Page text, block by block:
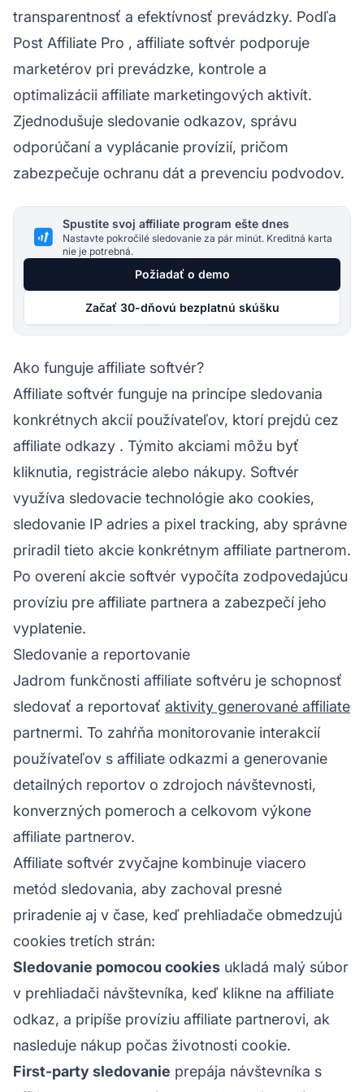
transparentnosť a efektívnosť prevádzky. Podľa
Post Affiliate Pro , affiliate softvér podporuje
marketérov pri prevádzke, kontrole a
optimalizácii affiliate marketingových aktivít.
Zjednodušuje sledovanie odkazov, správu
odporúčaní a vyplácanie provízií, pričom
zabezpečuje ochranu dát a prevenciu podvodov.
Spustite svoj affiliate program ešte dnes
Nastavte pokročilé sledovanie za pár minút. Kreditná karta
nie je potrebná.
Požiadať o demo
Začať 30-dňovú bezplatnú skúšku
Ako funguje affiliate softvér?
Affiliate softvér funguje na princípe sledovania
konkrétnych akcií používateľov, ktorí prejdú cez
affiliate odkazy . Týmito akciami môžu byť
kliknutia, registrácie alebo nákupy. Softvér
využíva sledovacie technológie ako cookies,
sledovanie IP adries a pixel tracking, aby správne
priradil tieto akcie konkrétnym affiliate partnerom.
Po overení akcie softvér vypočíta zodpovedajúcu
províziu pre affiliate partnera a zabezpečí jeho
vyplatenie.
Sledovanie a reportovanie
Jadrom funkčnosti affiliate softvéru je schopnosť
sledovať a reportovať aktivity generované affiliate
partnermi. To zahŕňa monitorovanie interakcií
používateľov s affiliate odkazmi a generovanie
detailných reportov o zdrojoch návštevnosti,
konverzných pomeroch a celkovom výkone
affiliate partnerov.
Affiliate softvér zvyčajne kombinuje viacero
metód sledovania, aby zachoval presné
priradenie aj v čase, keď prehliadače obmedzujú
cookies tretích strán:
Sledovanie pomocou cookies ukladá malý súbor
v prehliadači návštevníka, keď klikne na affiliate
odkaz, a pripíše províziu affiliate partnerovi, ak
nasleduje nákup počas životnosti cookie.
First-party sledovanie prepája návštevníka s